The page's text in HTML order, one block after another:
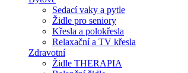
Sedací vaky a pytle
Židle pro seniory
Křesla a polokřesla
Relaxační a TV křesla
Zdravotní
Židle THERAPIA